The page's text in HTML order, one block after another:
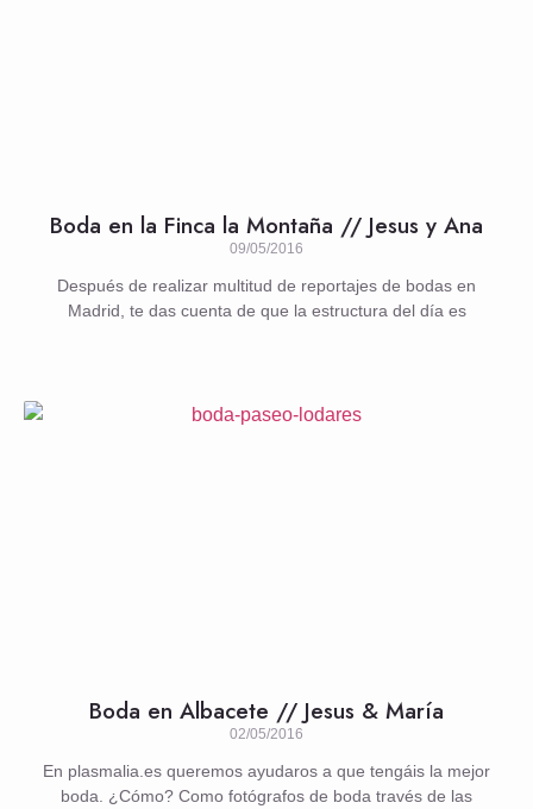
Boda en la Finca la Montaña // Jesus y Ana
09/05/2016
Después de realizar multitud de reportajes de bodas en
Madrid, te das cuenta de que la estructura del día es
Boda en Albacete // Jesus & María
02/05/2016
En plasmalia.es queremos ayudaros a que tengáis la mejor
boda. ¿Cómo? Como fotógrafos de boda través de las